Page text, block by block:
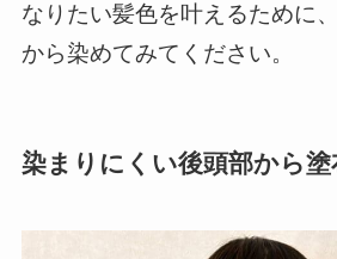
なりたい髪色を叶えるために
から染めてみてください。
染まりにくい後頭部から塗